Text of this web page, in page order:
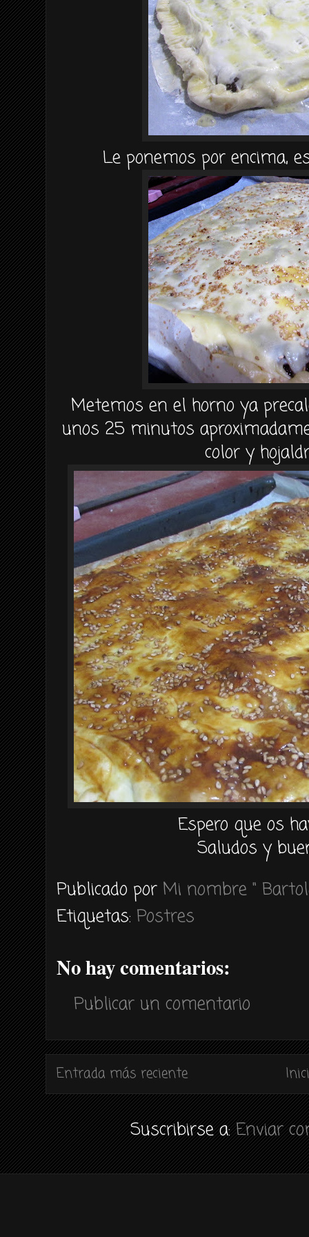
Le ponemos por encima,
Metemos en el horno ya
unos 25 minutos
color y
Espero que os
Saludos y
Publicado por Mi nombre "
Etiquetas: Postres
No hay comentarios:
Publicar un comentario
Entrada más reciente
Suscribirse a:Enviar